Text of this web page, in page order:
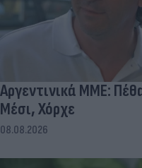
Αργεντινικά ΜΜΕ:
Μέσι, Χόρχε
08.08.2026